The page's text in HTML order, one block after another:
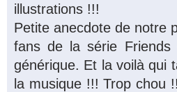
illustrations !!!
Petite anecdote de notre
fans de la série Friends
générique. Et la voilà qui
la musique !!! Trop chou